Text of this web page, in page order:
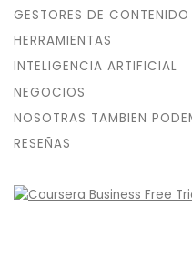
GESTORES DE CONTENIDO
HERRAMIENTAS
INTELIGENCIA ARTIFICIAL
NEGOCIOS
NOSOTRAS TAMBIEN
RESEÑAS